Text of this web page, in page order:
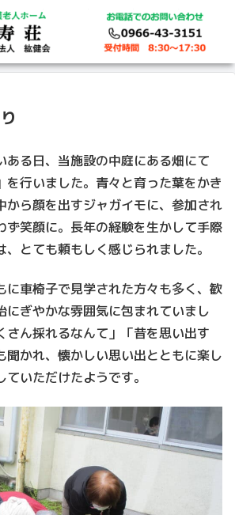
ある日、当施設の中庭にある畑にて
を行いました。青々と育った葉をかき
から顔を出すジャガイモに、参加され
ず笑顔に。長年の経験を生かして手際
とても頼もしく感じられました。
に車椅子で見学された方々も多く、歓
にぎやかな雰囲気に包まれていまし
さん採れるなんて」「昔を思い出す
聞かれ、懐かしい思い出とともに楽し
いただけたようです。